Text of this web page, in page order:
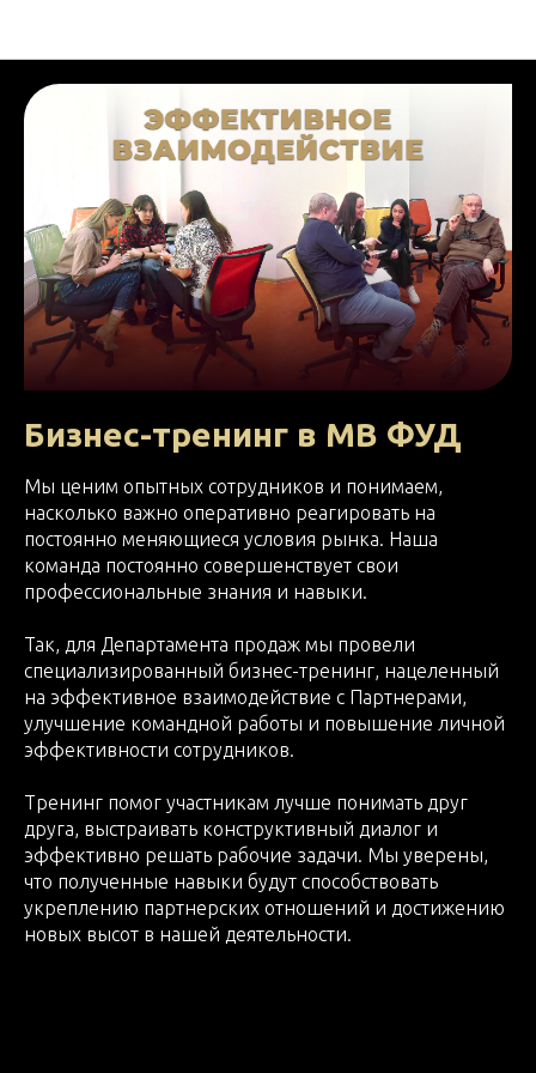
Бизнес-тренинг в МВ ФУД
Мы ценим опытных сотрудников и понимаем,
насколько важно оперативно реагировать на
постоянно меняющиеся условия рынка. Наша
команда постоянно совершенствует свои
профессиональные знания и навыки.
Так, для Департамента продаж мы провели
специализированный бизнес-тренинг, нацеленный
на эффективное взаимодействие с Партнерами,
улучшение командной работы и повышение личной
эффективности сотрудников.
Тренинг помог участникам лучше понимать друг
друга, выстраивать конструктивный диалог и
эффективно решать рабочие задачи. Мы уверены,
что полученные навыки будут способствовать
укреплению партнерских отношений и достижению
новых высот в нашей деятельности.